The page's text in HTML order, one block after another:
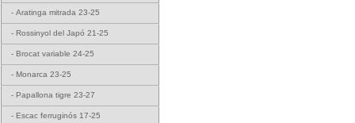
- Aratinga mitrada 23-25
- Rossinyol del Japó 21-25
- Brocat variable 24-25
- Monarca 23-25
- Papallona tigre 23-27
- Escac ferruginós 17-25